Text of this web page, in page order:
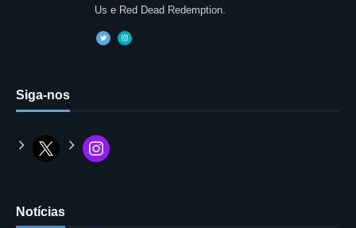
Us e Red Dead Redemption.
Siga-nos
Notícias